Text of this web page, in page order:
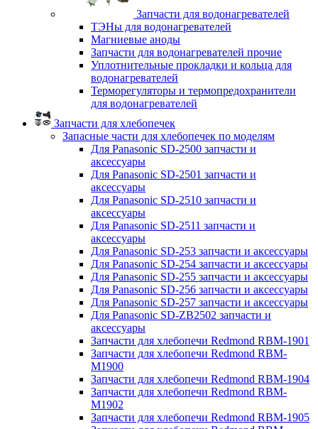
Запчасти для водонагревателей
ТЭНы для водонагревателей
Магниевые аноды
Запчасти для водонагревателей прочие
Уплотнительные прокладки и кольца для
водонагревателей
Терморегуляторы и термопредохранители
для водонагревателей
Запчасти для хлебопечек
Запасные части для хлебопечек по моделям
Для Panasonic SD-2500 запчасти и
аксессуары
Для Panasonic SD-2501 запчасти и
аксессуары
Для Panasonic SD-2510 запчасти и
аксессуары
Для Panasonic SD-2511 запчасти и
аксессуары
Для Panasonic SD-253 запчасти и аксессуары
Для Panasonic SD-254 запчасти и аксессуары
Для Panasonic SD-255 запчасти и аксессуары
Для Panasonic SD-256 запчасти и аксессуары
Для Panasonic SD-257 запчасти и аксессуары
Для Panasonic SD-ZB2502 запчасти и
аксессуары
Запчасти для хлебопечи Redmond RBM-1901
Запчасти для хлебопечи Redmond RBM-
M1900
Запчасти для хлебопечи Redmond RBM-1904
Запчасти для хлебопечи Redmond RBM-
M1902
Запчасти для хлебопечи Redmond RBM-1905